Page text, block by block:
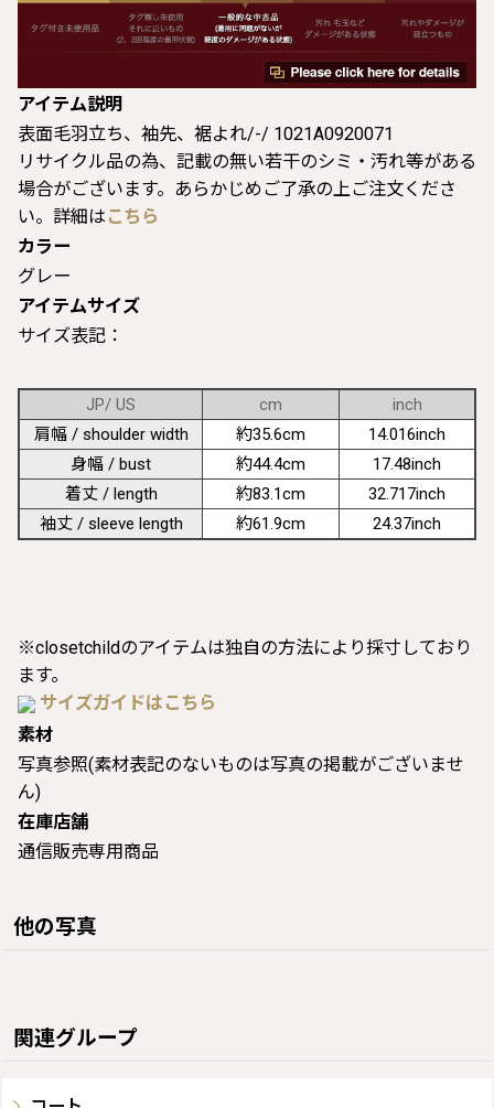
アイテム説明
表面毛羽立ち、袖先、裾よれ/-/ 1021A0920071
リサイクル品の為、記載の無い若干のシミ・汚れ等がある
場合がございます。あらかじめご了承の上ご注文くださ
い。詳細は こちら
カラー
グレー
アイテムサイズ
サイズ表記：
JP/ US cm
inch
肩幅 / shoulder width
約35.6cm
14.016inch
身幅 / bust
約44.4cm
17.48inch
着丈 / length
約83.1cm
32.717inch
袖丈 / sleeve length
約61.9cm 24.37inch
※closetchildのアイテムは独自の方法により採寸しており
ます。
サイズガイドはこちら
素材
写真参照(素材表記のないものは写真の掲載がございませ
ん)
在庫店舗
通信販売専用商品
他の写真
関連グループ